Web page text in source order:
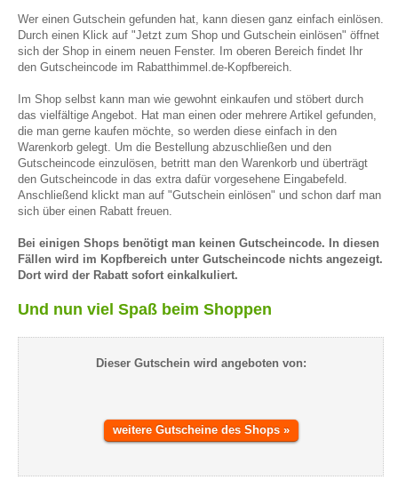
Wer einen Gutschein gefunden hat, kann diesen ganz einfach einlösen.
Durch einen Klick auf "Jetzt zum Shop und Gutschein einlösen" öffnet
sich der Shop in einem neuen Fenster. Im oberen Bereich findet Ihr
den Gutscheincode im Rabatthimmel.de-Kopfbereich.
Im Shop selbst kann man wie gewohnt einkaufen und stöbert durch
das vielfältige Angebot. Hat man einen oder mehrere Artikel gefunden,
die man gerne kaufen möchte, so werden diese einfach in den
Warenkorb gelegt. Um die Bestellung abzuschließen und den
Gutscheincode einzulösen, betritt man den Warenkorb und überträgt
den Gutscheincode in das extra dafür vorgesehene Eingabefeld.
Anschließend klickt man auf "Gutschein einlösen" und schon darf man
sich über einen Rabatt freuen.
Bei einigen Shops benötigt man keinen Gutscheincode. In diesen
Fällen wird im Kopfbereich unter Gutscheincode nichts angezeigt.
Dort wird der Rabatt sofort einkalkuliert.
Und nun viel Spaß beim Shoppen
Dieser Gutschein wird angeboten von:
weitere Gutscheine des Shops »